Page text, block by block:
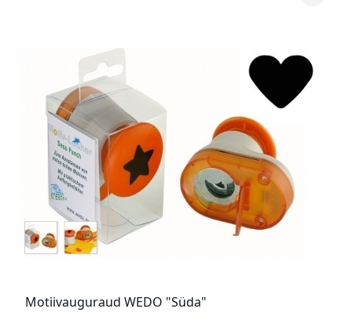
Motiivauguraud WEDO "Süda"